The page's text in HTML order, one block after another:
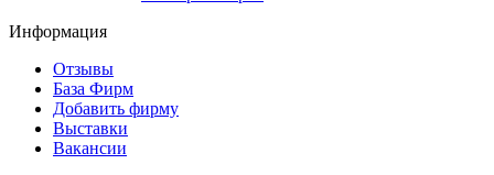
Информация
Отзывы
База Фирм
Добавить фирму
Выставки
Вакансии